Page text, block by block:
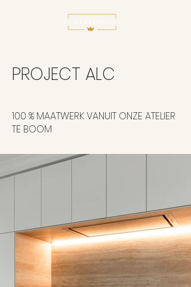
PROJECT ALC
100 % MAATWERK VANUIT ONZE ATELIER
TE BOOM